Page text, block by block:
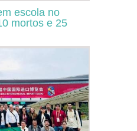
escola no
mortos e 25